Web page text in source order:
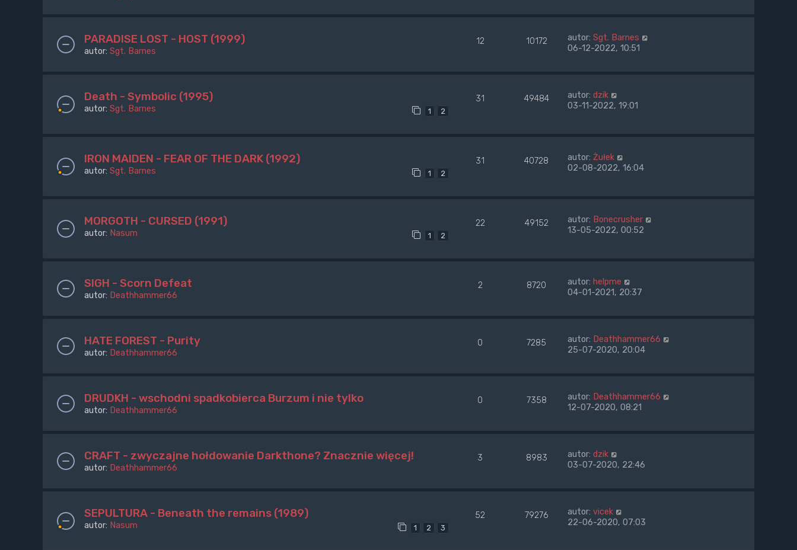
PARADISE LOST - HOST (1999)
autor: Sgt. Barnes
12 10172 autor: Sgt. Barnes
06-12-2022, 10:51
Death - Symbolic (1995)
autor: Sgt. Barnes 1 2
31 49484 autor: dzik
03-11-2022, 19:01
IRON MAIDEN - FEAR OF THE DARK (1992)
autor: Sgt. Barnes 1 2
31 40728 autor: Żułek
02-08-2022, 16:04
MORGOTH - CURSED (1991)
autor: Nasum 1 2
22 49152 autor: Bonecrusher
13-05-2022, 00:52
SIGH - Scorn Defeat
autor: Deathhammer66
2 8720 autor: helpme
04-01-2021, 20:37
HATE FOREST - Purity
autor: Deathhammer66
0 7285 autor: Deathhammer66
25-07-2020, 20:04
DRUDKH - wschodni spadkobierca Burzum i nie tylko
autor: Deathhammer66
0 7358 autor: Deathhammer66
12-07-2020, 08:21
CRAFT - zwyczajne hołdowanie Darkthone? Znacznie więcej!
autor: Deathhammer66
3 8983 autor: dzik
03-07-2020, 22:46
SEPULTURA - Beneath the remains (1989)
autor: Nasum 1 2 3
52 79276 autor: vicek
22-06-2020, 07:03